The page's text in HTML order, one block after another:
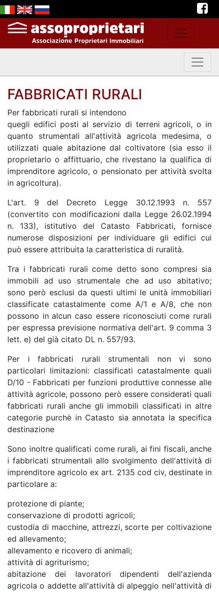
FABBRICATI RURALI
Per fabbricati rurali si intendono
quegli edifici posti al servizio di terreni agricoli, o in
quanto strumentali all'attività agricola medesima, o
utilizzati quale abitazione dal coltivatore (sia esso il
proprietario o affittuario, che rivestano la qualifica di
imprenditore agricolo, o pensionato per attività svolta
in agricoltura).
L'art. 9 del Decreto Legge 30.12.1993 n. 557
(convertito con modificazioni dalla Legge 26.02.1994
n. 133), istitutivo del Catasto Fabbricati, fornisce
numerose disposizioni per individuare gli edifici cui
può essere attribuita la caratteristica di ruralità.
Tra i fabbricati rurali come detto sono compresi sia
immobili ad uso strumentale che ad uso abitativo;
sono però esclusi da questi ultimi le unità immobiliari
classificate catastalmente come A/1 e A/8, che non
possono in alcun caso essere riconosciuti come rurali
per espressa previsione normativa dell'art. 9 comma 3
lett. e) del già citato DL n. 557/93.
Per i fabbricati rurali strumentali non vi sono
particolari limitazioni: classificati catastalmente quali
D/10 - Fabbricati per funzioni produttive connesse alle
attività agricole, possono però essere considerati quali
fabbricati rurali anche gli immobili classificati in altre
categorie purchè in Catasto sia annotata la specifica
destinazione
Sono inoltre qualificati come rurali, ai fini fiscali, anche
i fabbricati strumentali allo svolgimento dell'attività di
imprenditore agricolo ex art. 2135 cod civ, destinate in
particolare a:
protezione di piante;
conservazione di prodotti agricoli;
custodia di macchine, attrezzi, scorte per coltivazione
ed allevamento;
allevamento e ricovero di animali;
attività di agriturismo;
abitazione dei lavoratori dipendenti dell'azienda
agricola o addette all'attività di alpeggio nell'attività di